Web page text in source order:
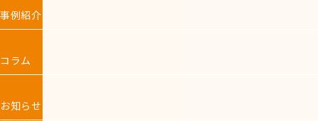
事例紹介
コラム
お知らせ